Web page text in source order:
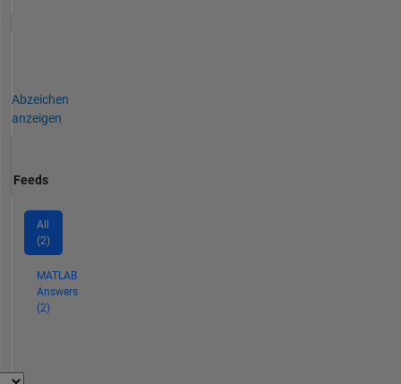
Abzeichen
anzeigen
Feeds
All
(2)
MATLAB
Answers
(2)